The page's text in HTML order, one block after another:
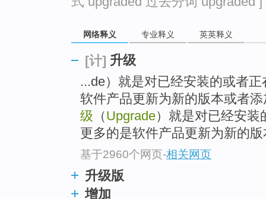
网络释义 专业释义 英英释义
[计] 升级
...de）就是对已经安装的或者
软件产品更新为新的版本或者
级 （Upgrade）就是对已经安
更多的是软件产品更新为新的
基于2960个网页-相关网页
升级版
增加